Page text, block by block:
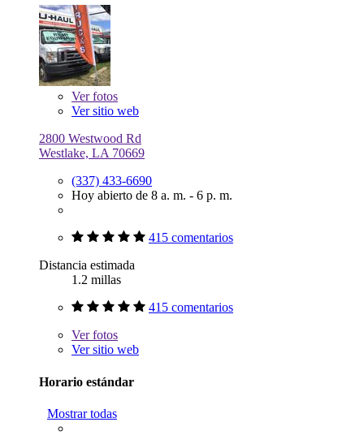
Verfotos
Ver sitio web
2800 Westwood Rd
Westlake, LA 70669
(337) 433-6690
Hoy abierto de 8 a. m. - 6 p. m.
415 comentarios
Distancia estimada
1.2 millas
415 comentarios
Verfotos
Ver sitio web
Horario estándar
Mostrar todas